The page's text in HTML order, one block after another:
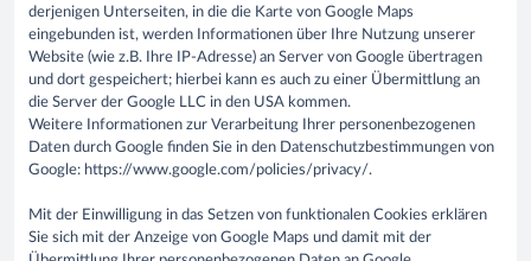
derjenigen Unterseiten, in die die Karte von Google Maps
eingebunden ist, werden Informationen über Ihre Nutzung unserer
Website (wie z.B. Ihre IP-Adresse) an Server von Google übertragen
und dort gespeichert; hierbei kann es auch zu einer Übermittlung an
die Server der Google LLC in den USA kommen.
Weitere Informationen zur Verarbeitung Ihrer personenbezogenen
Daten durch Google finden Sie in den Datenschutzbestimmungen von
Google: https://www.google.com/policies/privacy/.
Mit der Einwilligung in das Setzen von funktionalen Cookies erklären
Sie sich mit der Anzeige von Google Maps und damit mit der